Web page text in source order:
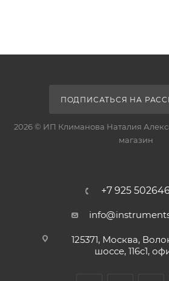
ПОДПИСАТЬСЯ НА
2026 © ИП Климанова Наталия
магазин
+7 925
125371, Москва,
шоссе, 116с1,